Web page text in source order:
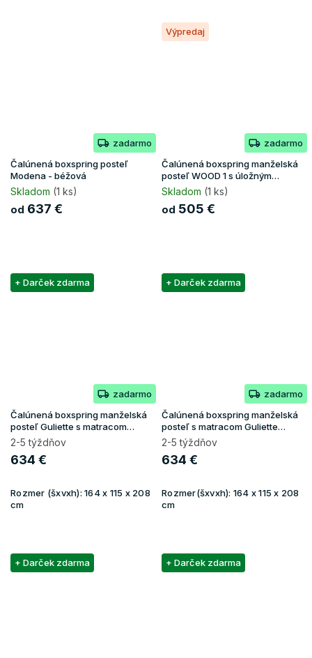
zadarmo
Čalúnená boxspring posteľ
Modena - béžová
Skladom (1 ks)
od 637 €
Výpredaj
zadarmo
Čalúnená boxspring manželská
posteľ WOOD 1 s úložným
priestorom - hnedá Paros
Skladom (1 ks)
od 505 €
+ Darček zdarma
zadarmo
Čalúnená boxspring manželská
posteľ Guliette s matracom
160x200 - ružová
2-5 týždňov
634 €
Rozmer (šxvxh): 164 x 115 x 208
cm
+ Darček zdarma
zadarmo
Čalúnená boxspring manželská
posteľ s matracom Guliette
160x200 - biela
2-5 týždňov
634 €
Rozmer(šxvxh): 164 x 115 x 208
cm
+ Darček zdarma + Darček zdarma